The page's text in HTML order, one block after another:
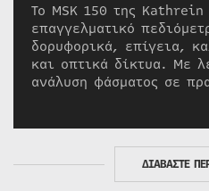
Το MSK 150 της Kathrein
επαγγελματικό
δορυφορικά, επίγεια,
και οπτικά δίκτυα. Με
ανάλυση φάσματος σε
ΔΙΑΒΑΣΤΕ